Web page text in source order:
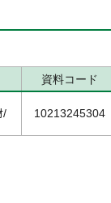
資料コード
/ 10213245304